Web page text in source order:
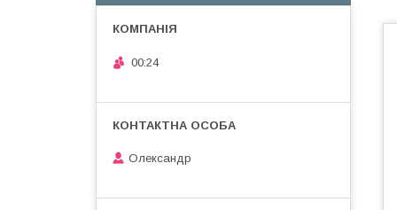
00:24
Олександр